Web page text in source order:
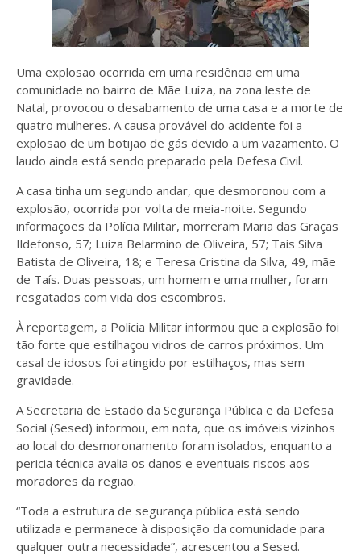
Uma explosão ocorrida em uma residência em uma
comunidade no bairro de Mãe Luíza, na zona leste de
Natal, provocou o desabamento de uma casa e a morte de
quatro mulheres. A causa provável do acidente foi a
explosão de um botijão de gás devido a um vazamento. O
laudo ainda está sendo preparado pela Defesa Civil.
A casa tinha um segundo andar, que desmoronou com a
explosão, ocorrida por volta de meia-noite. Segundo
informações da Polícia Militar, morreram Maria das Graças
Ildefonso, 57; Luiza Belarmino de Oliveira, 57; Taís Silva
Batista de Oliveira, 18; e Teresa Cristina da Silva, 49, mãe
de Taís. Duas pessoas, um homem e uma mulher, foram
resgatados com vida dos escombros.
À reportagem, a Polícia Militar informou que a explosão foi
tão forte que estilhaçou vidros de carros próximos. Um
casal de idosos foi atingido por estilhaços, mas sem
gravidade.
A Secretaria de Estado da Segurança Pública e da Defesa
Social (Sesed) informou, em nota, que os imóveis vizinhos
ao local do desmoronamento foram isolados, enquanto a
pericia técnica avalia os danos e eventuais riscos aos
moradores da região.
“Toda a estrutura de segurança pública está sendo
utilizada e permanece à disposição da comunidade para
qualquer outra necessidade”, acrescentou a Sesed.